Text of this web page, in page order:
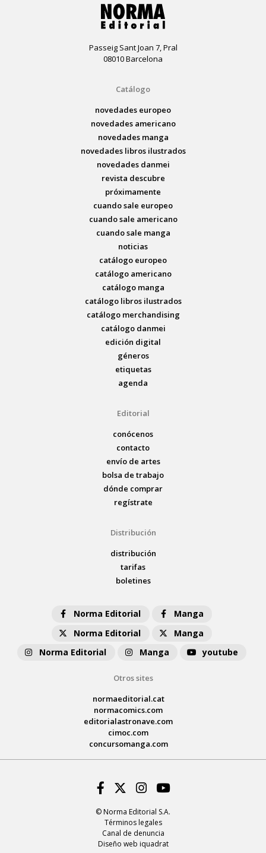
Passeig Sant Joan 7, Pral
08010 Barcelona
Catálogo
novedades europeo
novedades americano
novedades manga
novedades libros ilustrados
novedades danmei
revista descubre
próximamente
cuando sale europeo
cuando sale americano
cuando sale manga
noticias
catálogo europeo
catálogo americano
catálogo manga
catálogo libros ilustrados
catálogo merchandising
catálogo danmei
edición digital
géneros
etiquetas
agenda
Editorial
conócenos
contacto
envío de artes
bolsa de trabajo
dónde comprar
regístrate
Distribución
distribución
tarifas
boletines
Norma Editorial
Manga
Norma Editorial
Manga
Norma Editorial
Manga youtube
Otros sites
normaeditorial.cat
normacomics.com
editorialastronave.com
cimoc.com
concursomanga.com
© Norma Editorial S.A.
Términos legales
Canal de denuncia
Diseño web iquadrat
Facebook
Twitter
Instagram
Youtube